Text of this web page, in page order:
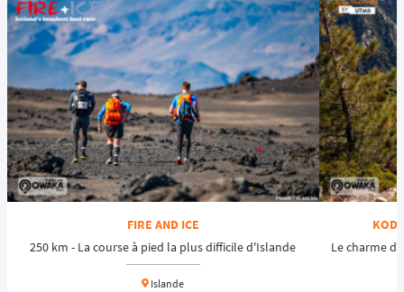
FIRE AND ICE
250 km - La course à pied la plus difficile d'Islande
Islande
Le charme